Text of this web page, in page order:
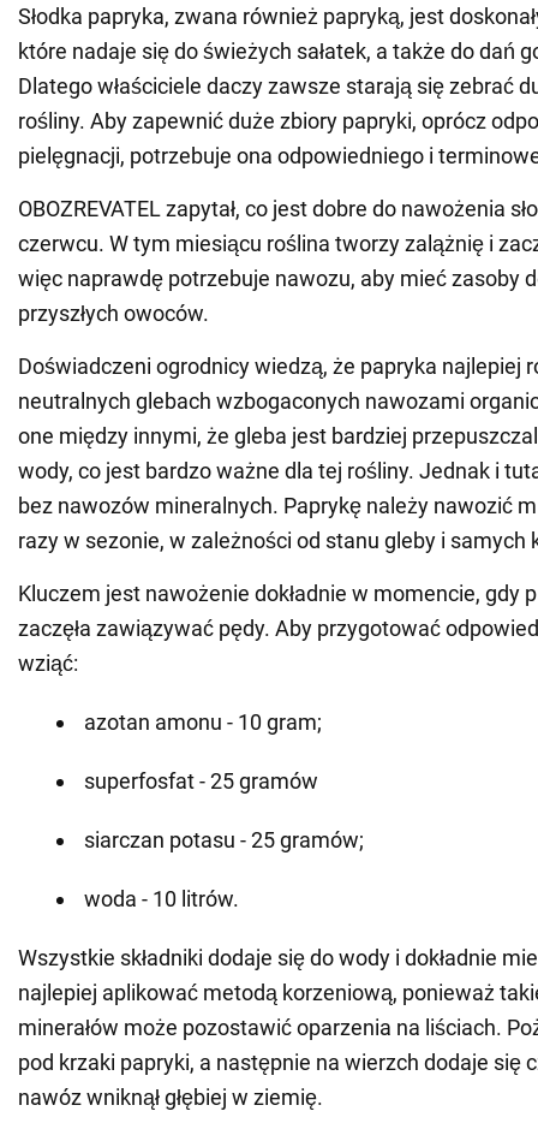
Słodka papryka, zwana również papryką, jest
które nadaje się do świeżych sałatek, a także do dań
Dlatego właściciele daczy zawsze starają się zebrać
rośliny. Aby zapewnić duże zbiory papryki, oprócz
pielęgnacji, potrzebuje ona odpowiedniego i
OBOZREVATEL zapytał, co jest dobre do nawożenia
czerwcu. W tym miesiącu roślina tworzy zalążnię i
więc naprawdę potrzebuje nawozu, aby mieć zasoby
przyszłych owoców.
Doświadczeni ogrodnicy wiedzą, że papryka najlepiej
neutralnych glebach wzbogaconych nawozami
one między innymi, że gleba jest bardziej
wody, co jest bardzo ważne dla tej rośliny. Jednak i
bez nawozów mineralnych. Paprykę należy nawozić
razy w sezonie, w zależności od stanu gleby i samych
Kluczem jest nawożenie dokładnie w momencie, gdy
zaczęła zawiązywać pędy. Aby przygotować
wziąć:
azotan amonu - 10 gram;
superfosfat - 25 gramów
siarczan potasu - 25 gramów;
woda - 10 litrów.
Wszystkie składniki dodaje się do wody i dokładnie
najlepiej aplikować metodą korzeniową, ponieważ
minerałów może pozostawić oparzenia na liściach.
pod krzaki papryki, a następnie na wierzch dodaje się
nawóz wniknął głębiej w ziemię.